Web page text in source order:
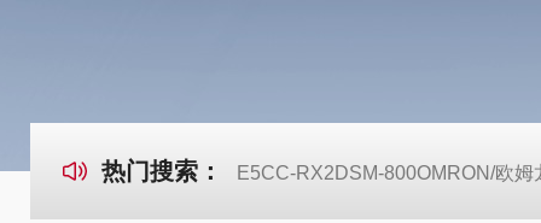
热门搜索： E5CC-RX2DSM-800OMRON/欧